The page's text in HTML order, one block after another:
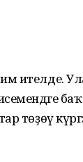
ителде.
төҙөү